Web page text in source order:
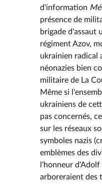
d'information
présence de
brigade d'assaut
régiment Azov,
ukrainien radical
néonazies bien
militaire de La
Même si
ukrainiens de
pas concernés,
sur les réseaux
symboles nazis
emblèmes des
l'honneur
arboreraient des